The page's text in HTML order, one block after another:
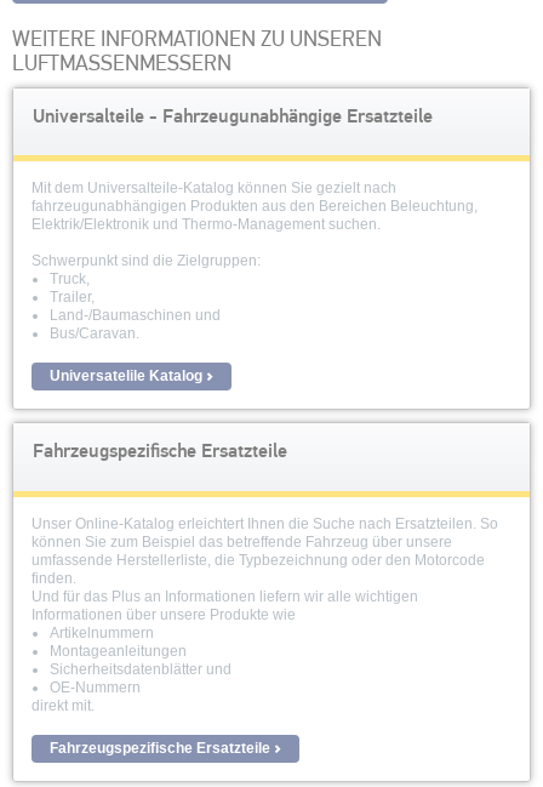
WEITERE INFORMATIONEN ZU UNSEREN
LUFTMASSENMESSERN
Universalteile - Fahrzeugunabhängige Ersatzteile
Mit dem Universalteile-Katalog können Sie gezielt nach
fahrzeugunabhängigen Produkten aus den Bereichen Beleuchtung,
Elektrik/Elektronik und Thermo-Management suchen.
Schwerpunkt sind die Zielgruppen:
Truck,
Trailer,
Land-/Baumaschinen und
Bus/Caravan.
Universatelile Katalog
Fahrzeugspezifische Ersatzteile
Unser Online-Katalog erleichtert Ihnen die Suche nach Ersatzteilen. So
können Sie zum Beispiel das betreffende Fahrzeug über unsere
umfassende Herstellerliste, die Typbezeichnung oder den Motorcode
finden.
Und für das Plus an Informationen liefern wir alle wichtigen
Informationen über unsere Produkte wie
Artikelnummern
Montageanleitungen
Sicherheitsdatenblätter und
OE-Nummern
direkt mit.
Fahrzeugspezifische Ersatzteile